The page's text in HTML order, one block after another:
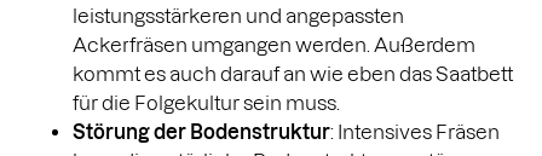
leistungsstärkeren und angepassten
Ackerfräsen umgangen werden. Außerdem
kommt es auch darauf an wie eben das Saatbett
für die Folgekultur sein muss.
Störung der Bodenstruktur: Intensives Fräsen